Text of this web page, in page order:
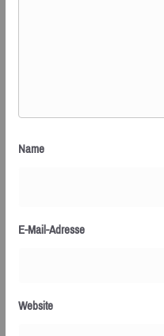
Name
E-Mail-Adresse
Website